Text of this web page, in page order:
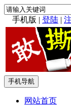
手机版 | 登陆 |
手机导航
网站首页